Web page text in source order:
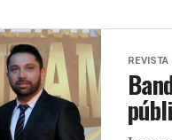
REVISTA